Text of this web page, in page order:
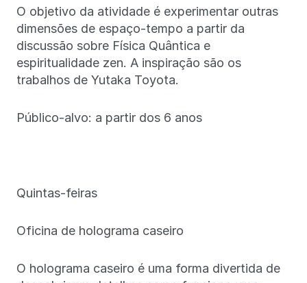
O objetivo da atividade é experimentar outras
dimensões de espaço-tempo a partir da
discussão sobre Física Quântica e
espiritualidade zen. A inspiração são os
trabalhos de Yutaka Toyota.
Público-alvo: a partir dos 6 anos
Quintas-feiras
Oficina de holograma caseiro
O holograma caseiro é uma forma divertida de